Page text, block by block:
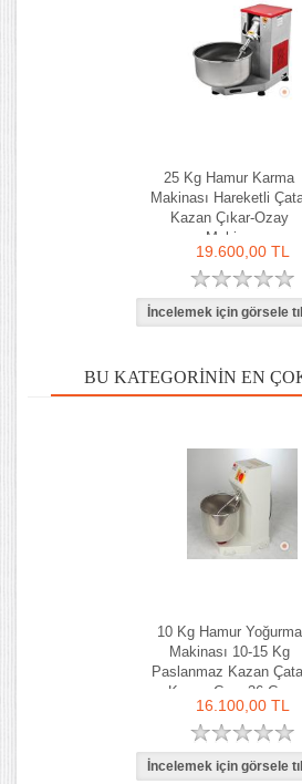
25 Kg Hamur Karma
Makinası Hareketli
Kazan Çıkar-Ozay
Makina
19.600,00 TL
BU KATEGORININ EN
10 Kg Hamur Yoğurma
Makinası 10-15 Kg
Paslanmaz Kazan
Kazan Çapı 36 Cm
16.100,00 TL